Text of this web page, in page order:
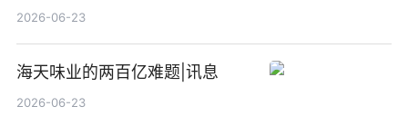
港元的亏损 同比盈转亏
2026-06-23
海天味业的两百亿难题|讯息
2026-06-23